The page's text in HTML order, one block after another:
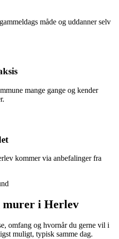
måde og uddanner selv
mange gange og kender
kommer via anbefalinger fra
murer i Herlev
omfang og hvornår du gerne vil i
muligt, typisk samme dag.